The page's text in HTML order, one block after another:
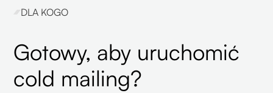
DLA KOGO
Gotowy, aby uruchomić
cold mailing?